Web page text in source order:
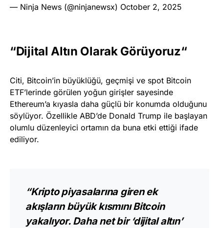
— Ninja News (@ninjanewsx) October 2, 2025
“Dijital Altın Olarak Görüyoruz“
Citi, Bitcoin’in büyüklüğü, geçmişi ve spot Bitcoin
ETF’lerinde görülen yoğun girişler sayesinde
Ethereum’a kıyasla daha güçlü bir konumda olduğunu
söylüyor. Özellikle ABD’de Donald Trump ile başlayan
olumlu düzenleyici ortamın da buna etki ettiği ifade
ediliyor.
“Kripto piyasalarına giren ek
akışların büyük kısmını Bitcoin
yakalıyor. Daha net bir ‘dijital altın’